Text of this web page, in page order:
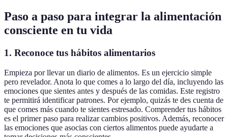
Paso a paso para integrar la alimentación
consciente en tu vida
1. Reconoce tus hábitos alimentarios
Empieza por llevar un diario de alimentos. Es un ejercicio simple
pero revelador. Anota lo que comes a lo largo del día, incluyendo las
emociones que sientes antes y después de las comidas. Este registro
te permitirá identificar patrones. Por ejemplo, quizás te des cuenta de
que comes más cuando te sientes estresado. Comprender tus hábitos
es el primer paso para realizar cambios positivos. Además, reconocer
las emociones que asocias con ciertos alimentos puede ayudarte a